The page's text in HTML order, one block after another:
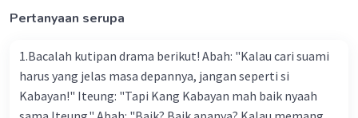
Pertanyaan serupa
1.Bacalah kutipan drama berikut! Abah: "Kalau cari suami
harus yang jelas masa depannya, jangan seperti si
Kabayan!" Iteung: "Tapi Kang Kabayan mah baik nyaah